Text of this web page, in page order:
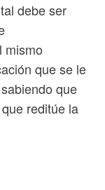
debe ser
mismo
que se le
que
reditúe la